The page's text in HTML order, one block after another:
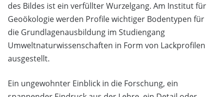
des Bildes ist ein verfüllter Wurzelgang. Am Institut für
Geoökologie werden Profile wichtiger Bodentypen für
die Grundlagenausbildung im Studiengang
Umweltnaturwissenschaften in Form von Lackprofilen
ausgestellt.
Ein ungewohnter Einblick in die Forschung, ein